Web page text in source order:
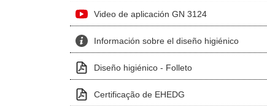
Video de aplicación GN 3124
Información sobre el diseño higiénico
Diseño higiénico - Folleto
Certificação de EHEDG